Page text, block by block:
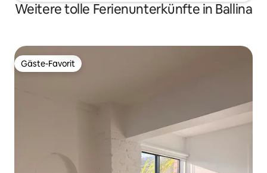
Weitere tolle Ferienunterkünfte in Ballina
Gäste-Favorit
Gäste-Favorit